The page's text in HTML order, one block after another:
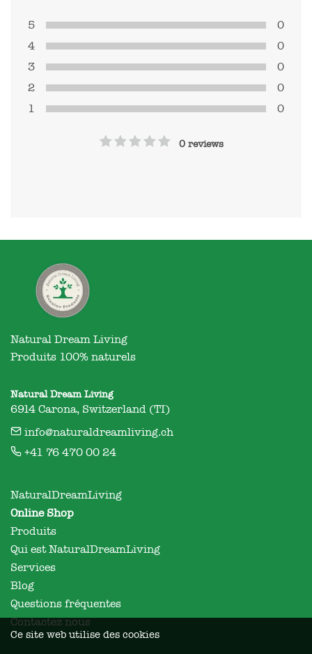
5
0
4
0
3
0
2
0
1
0
0 reviews
Natural Dream Living
Produits 100% naturels
Natural Dream Living
6914 Carona, Switzerland (TI)
info@naturaldreamliving.ch
+41 76 470 00 24
NaturalDreamLiving
Online Shop
Produits
Qui est NaturalDreamLiving
Services
Blog
Questions fréquentes
Contactez nous
Ce site web utilise des cookies